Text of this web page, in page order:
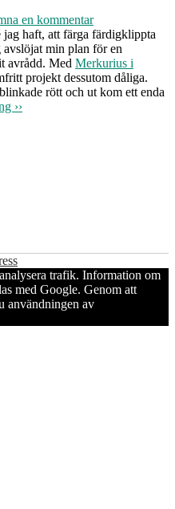
en kommentar
jag haft, att färga färdigklippta
avslöjat min plan för en
avrådd. Med Merkurius i
projekt dessutom dåliga.
rött och ut kom ett enda
››
trafik. Information om
med Google. Genom att
användningen av